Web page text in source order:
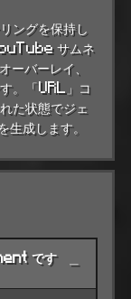
ングを保持し
サムネ
バーレイ、
。「URL」コ
た状態でジェ
成します。
です −